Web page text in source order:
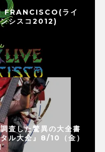
ライ
シスコ2012)
査した驚異の大全書
ル大全』8/10（金）